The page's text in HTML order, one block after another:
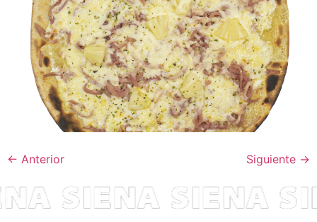
← Anterior Siguiente →